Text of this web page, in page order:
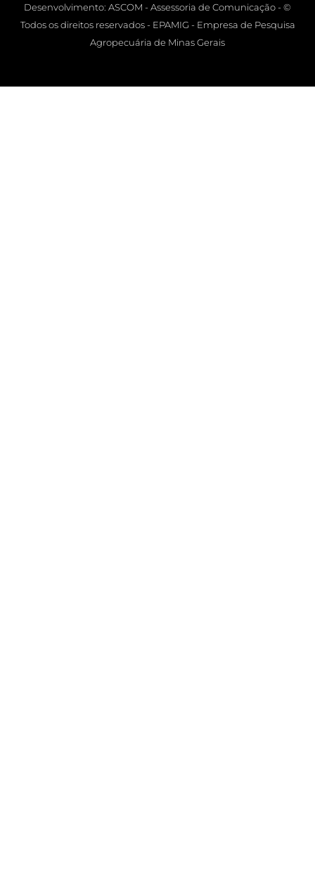
Desenvolvimento: ASCOM - Assessoria de Comunicação - ©
Todos os direitos reservados - EPAMIG - Empresa de Pesquisa
Agropecuária de Minas Gerais